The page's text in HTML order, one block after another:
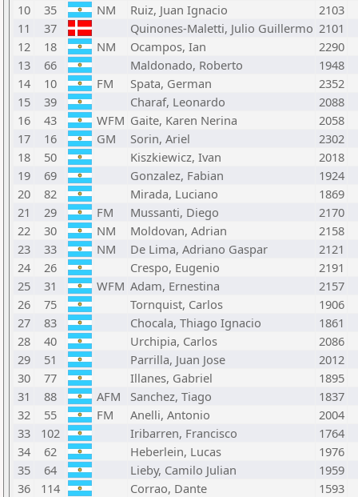
10
35 NM Ruiz, Juan Ignacio
2103
11
37 Quinones-Maletti, Julio Guillermo 2101
12
18 NM Ocampos, Ian
2290
13
66 Maldonado, Roberto
1948
14
10 FM Spata, German
2352
15
39 Charaf, Leonardo
2088
16
43 WFM Gaite, Karen Nerina
2058
17
16 GM Sorin, Ariel
2302
18
50 Kiszkiewicz, Ivan
2018
19
69 Gonzalez, Fabian
1924
20
82 Mirada, Luciano
1869
21
29 FM Mussanti, Diego
2170
22
30 NM Moldovan, Adrian
2158
23
33 NM De Lima, Adriano Gaspar
2121
24
26 Crespo, Eugenio
2191
25
31 WFM Adam, Ernestina
2157
26
75 Tornquist, Carlos
1906
27
83 Chocala, Thiago Ignacio
1861
28
40 Urchipia, Carlos
2086
29
51 Parrilla, Juan Jose
2012
30
77 Illanes, Gabriel
1895
31
88 AFM Sanchez, Tiago
1837
32
55 FM Anelli, Antonio
2004
33
102 Iribarren, Francisco
1764
34
62 Heberlein, Lucas
1976
35
64 Lieby, Camilo Julian
1959
36
114 Corrao, Dante
1593